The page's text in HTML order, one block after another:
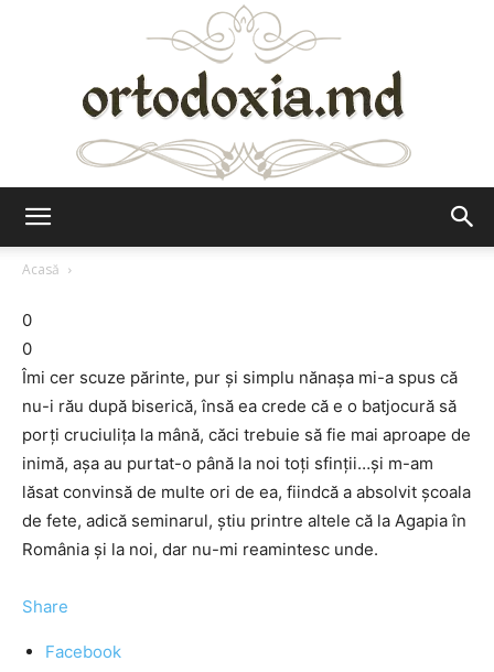
Acasă
0
0
Îmi cer scuze părinte, pur şi simplu nănaşa mi-a spus că
nu-i rău după biserică, însă ea crede că e o batjocură să
porţi cruciuliţa la mână, căci trebuie să fie mai aproape de
inimă, aşa au purtat-o până la noi toţi sfinţii…şi m-am
lăsat convinsă de multe ori de ea, fiindcă a absolvit şcoala
de fete, adică seminarul, ştiu printre altele că la Agapia în
România şi la noi, dar nu-mi reamintesc unde.
Share
Facebook